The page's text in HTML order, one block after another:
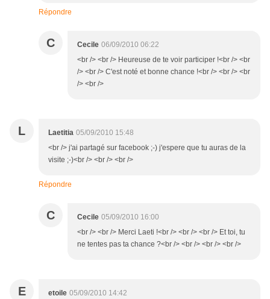
Répondre
C Cecile 06/09/2010 06:22
<br /> <br /> Heureuse de te voir participer !<br /> <br
/> <br /> C'est noté et bonne chance !<br /> <br /> <br
/> <br />
L Laetitia 05/09/2010 15:48
<br /> j'ai partagé sur facebook ;-) j'espere que tu auras de la
visite ;-)<br /> <br /> <br />
Répondre
C Cecile 05/09/2010 16:00
<br /> <br /> Merci Laeti !<br /> <br /> <br /> Et toi, tu
ne tentes pas ta chance ?<br /> <br /> <br /> <br />
E etoile 05/09/2010 14:42